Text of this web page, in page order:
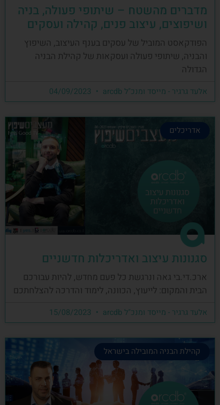
מדברים מהשטח – שיתופי פעולה, בניה
ושיפוצים, עיצוב פנים, קהילה ועסקים
הפודקאסט המוביל של עסקים בענף העיצוב, השיפוץ
והבניה, שיתופי פעולה ועסקאות של קהילת הבניה
הגדולה
אלעד גרגיר - מייסד ומנכ"ל arcdb
אדריכלים
סגנונות עיצוב ואדריכלות חדשניים
ארכ.די.בי גאה ונרגשת כל פעם מחדש, להיות עבורכם
הבית והמקום: לייעוץ, הכוונה, לימוד והדרכה להצלחתכם
אלעד גרגיר - מייסד ומנכ"ל arcdb
קהילת הבניה המובילה בישראל